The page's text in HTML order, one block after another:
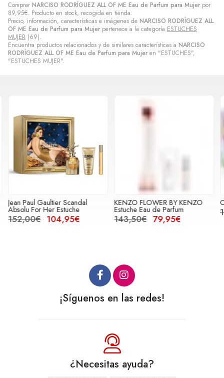
Comprar NARCISO RODRÍGUEZ ALL OF ME Eau de Parfum para Mujer por
89,95€. Producto en stock, recogida en tienda.
Precio, información, características e imágenes de NARCISO RODRÍGUEZ ALL
OF ME Eau de Parfum para Mujer pertenece a la categoría ESTUCHES
MUJER (69).
Encuentra productos relacionados y de similares características a NARCISO
RODRÍGUEZ ALL OF ME Eau de Parfum para Mujer en "ESTUCHES",
"ESTUCHES MUJER".
Jean Paul Gaultier Scandal
Absolu For Her Estuche
152,00€ 104,95€
KENZO FLOWER BY KENZO
Estuche Eau de Parfum
143,50€ 79,95€
¡Síguenos en las redes!
¿Necesitas ayuda?